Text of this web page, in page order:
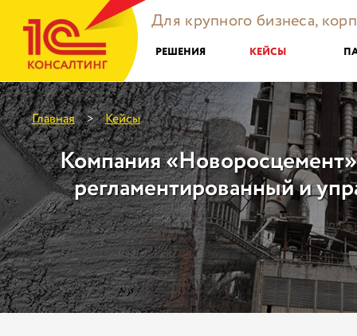
Для крупного бизнеса,
РЕШЕНИЯ КЕЙСЫ
Главная > Кейсы
Компания
регламентированный и